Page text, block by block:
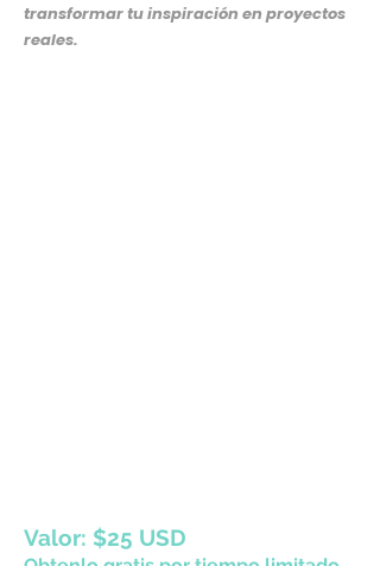
transformar tu inspiración en proyectos
reales.
Valor: $25 USD